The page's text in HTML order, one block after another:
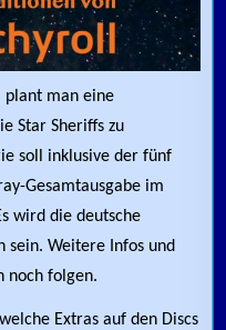
plant man eine
Star Sheriffs zu
soll inklusive der fünf
Gesamtausgabe im
wird die deutsche
sein. Weitere Infos und
noch folgen.
Extras auf den Discs